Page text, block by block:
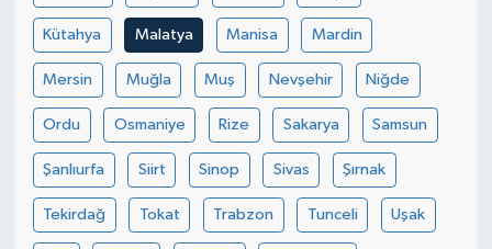
Kütahya Malatya Manisa Mardin
Mersin Muğla Muş Nevşehir Niğde
Ordu Osmaniye Rize Sakarya Samsun
Şanlıurfa Siirt Sinop Sivas Şırnak
Tekirdağ Tokat Trabzon Tunceli Uşak